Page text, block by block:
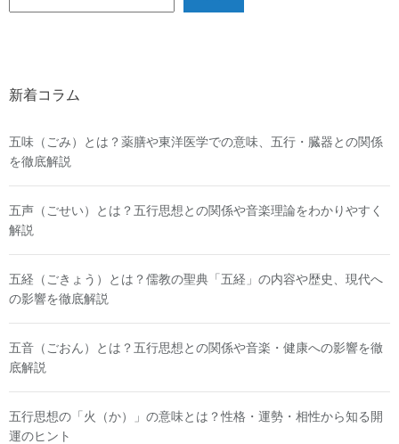
新着コラム
五味（ごみ）とは？薬膳や東洋医学での意味、五行・臓器との関係
を徹底解説
五声（ごせい）とは？五行思想との関係や音楽理論をわかりやすく
解説
五経（ごきょう）とは？儒教の聖典「五経」の内容や歴史、現代へ
の影響を徹底解説
五音（ごおん）とは？五行思想との関係や音楽・健康への影響を徹
底解説
五行思想の「火（か）」の意味とは？性格・運勢・相性から知る開
運のヒント